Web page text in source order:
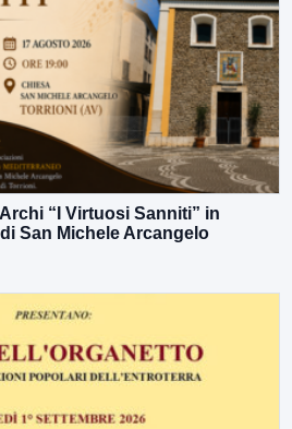
“I Virtuosi Sanniti” in
San Michele Arcangelo